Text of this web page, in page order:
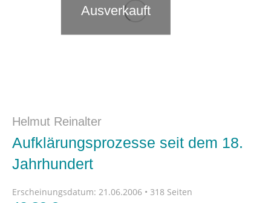
Ausverkauft
Helmut Reinalter
Aufklärungsprozesse seit dem 18.
Jahrhundert
Erscheinungsdatum: 21.06.2006 • 318 Seiten